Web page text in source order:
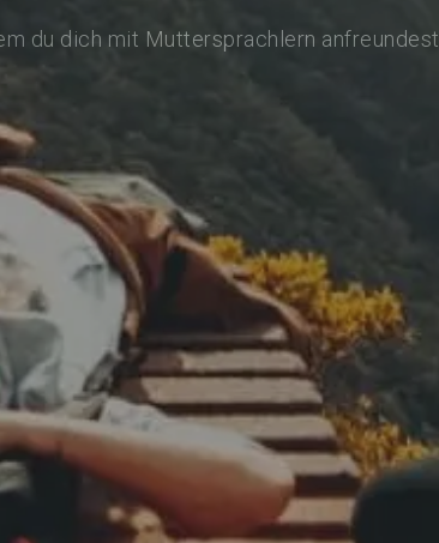
du dich mit Muttersprachlern anfreundest